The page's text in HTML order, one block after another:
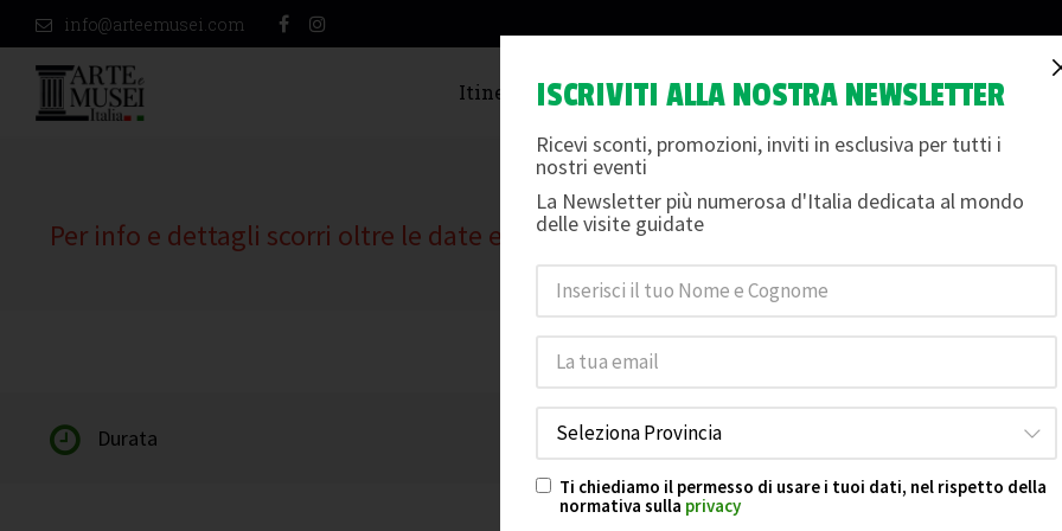
info@arteemusei.com
Itinerari Magazine Termini e condizioni Chi siamo
Per info e dettagli scorri oltre le date e le foto
Le date non sono disponibili per la prenotazione.
Durata
ISCRIVITI ALLA NOSTRA NEWSLETTER
Ricevi sconti, promozioni, inviti in esclusiva per tutti i
nostri eventi
La Newsletter più numerosa d'Italia dedicata al mondo
delle visite guidate
Ti chiediamo il permesso di usare i tuoi dati, nel rispetto della
normativa sulla privacy